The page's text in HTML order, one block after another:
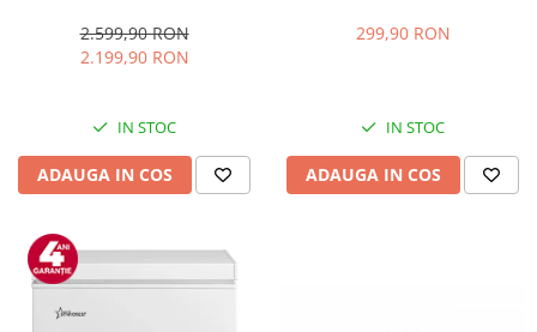
Inverter, Clasa E, Display,
Functie super racire, Blocare
2.599,90 RON
2.199,90 RON
IN STOC
ADAUGA IN COS
mecanic, 6 Trepte de putere,
299,90 RON
IN STOC
ADAUGA IN COS